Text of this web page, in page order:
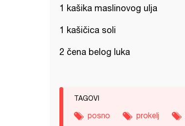
1 kašika maslinovog ulja
1 kašičica soli
2 čena belog luka
TAGOVI
posno prokelj